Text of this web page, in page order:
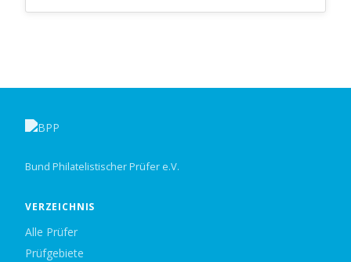
Bund Philatelistischer Prüfer e.V.
VERZEICHNIS
Alle Prüfer
Prüfgebiete